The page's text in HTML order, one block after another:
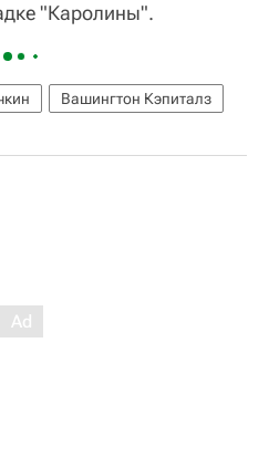
"Каролины".
Вашингтон Кэпиталз